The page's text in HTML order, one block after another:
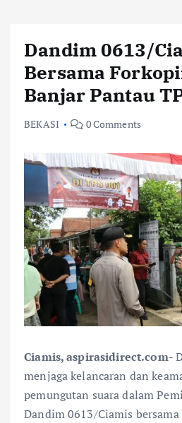
Dandim 0613/
Bersama
Banjar Pantau
BEKASI 0 Comments
Ciamis, aspirasidirect.com-
menjaga kelancaran dan
pemungutan suara dalam
Dandim 0613/Ciamis